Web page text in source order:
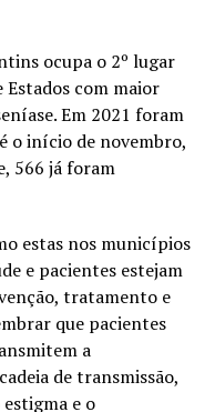
ocupa o 2º lugar
com maior
Em 2021 foram
o início de novembro,
566 já foram
estas nos municípios
e pacientes estejam
tratamento e
que pacientes
a
de transmissão,
e o